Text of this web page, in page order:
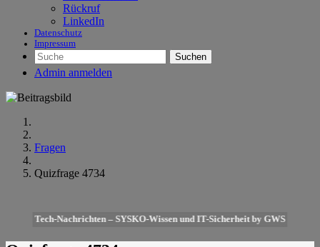
Rückruf
LinkedIn
Datenschutz
Impressum
Suchen
Admin anmelden
Fragen
Quizfrage 4734
Tech-Nachrichten – SYSKO-Wissen und IT-Sicherheit by GWS